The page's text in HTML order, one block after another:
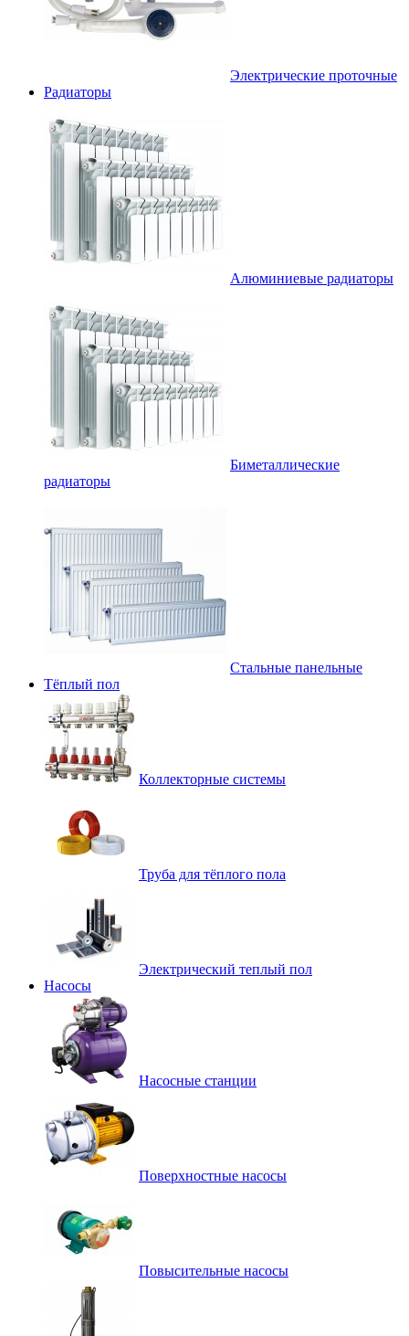
Электрические проточные
Радиаторы
Алюминиевые радиаторы
Биметаллические
радиаторы
Стальные панельные
Тёплый пол
Коллекторные системы
Труба для тёплого пола
Электрический теплый пол
Насосы
Насосные станции
Поверхностные насосы
Повысительные насосы